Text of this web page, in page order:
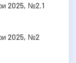
2025, №2.1
2025, №2